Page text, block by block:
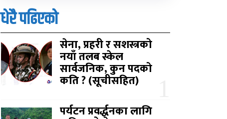
धेरै पढिएको
सेना, प्रहरी र सशस्त्रको
नयाँ तलब स्केल
सार्वजनिक, कुन पदको
कति ? (सूचीसहित)
पर्यटन प्रवर्द्धनका लागि